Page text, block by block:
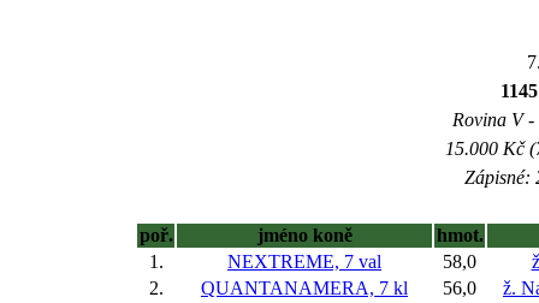
Rovina V
15.000 Kč
Zápisné:
poř. jméno koně
hmot.
1.
NEXTREME, 7 val 58,0
2.
QUANTANAMERA, 7 kl 56,0
ž.